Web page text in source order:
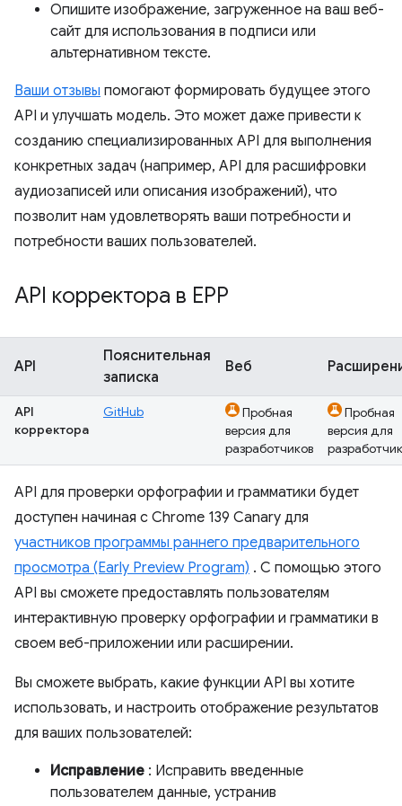
Опишите изображение, загруженное на ваш веб-
сайт для использования в подписи или
альтернативном тексте.
Ваши отзывы помогают формировать будущее этого
API и улучшать модель. Это может даже привести к
созданию специализированных API для выполнения
конкретных задач (например, API для расшифровки
аудиозаписей или описания изображений), что
позволит нам удовлетворять ваши потребности и
потребности ваших пользователей.
API корректора в EPP
API
Пояснительная
записка
Веб
API
корректора
GitHub
Пробная
версия для
разработчиков
Пробная
версия для
API для проверки орфографии и грамматики будет
доступен начиная с Chrome 139 Canary для
участников программы раннего предварительного
просмотра (Early Preview Program) . С помощью этого
API вы сможете предоставлять пользователям
интерактивную проверку орфографии и грамматики в
своем веб-приложении или расширении.
Вы сможете выбрать, какие функции API вы хотите
использовать, и настроить отображение результатов
для ваших пользователей:
Исправление : Исправить введенные
пользователем данные, устранив